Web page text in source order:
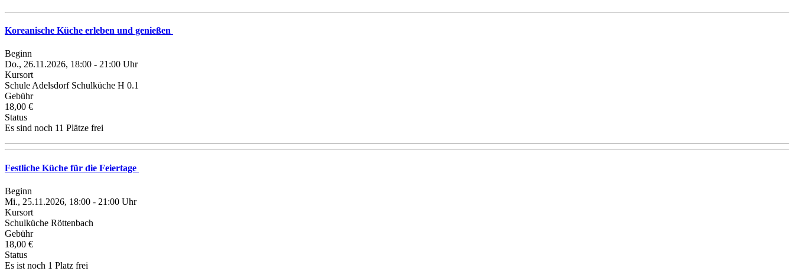
Koreanische Küche erleben und genießen
Beginn
Do., 26.11.2026, 18:00 - 21:00 Uhr
Kursort
Schule Adelsdorf Schulküche H 0.1
Gebühr
18,00 €
Status
Es sind noch 11 Plätze frei
Festliche Küche für die Feiertage
Beginn
Mi., 25.11.2026, 18:00 - 21:00 Uhr
Kursort
Schulküche Röttenbach
Gebühr
18,00 €
Status
Es ist noch 1 Platz frei